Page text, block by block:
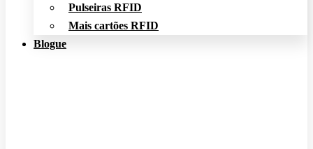
Pulseiras RFID
Mais cartões RFID
Blogue